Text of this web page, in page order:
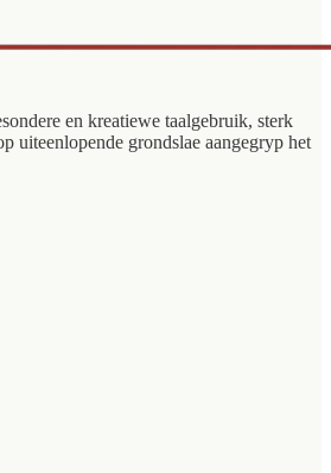
en kreatiewe taalgebruik, sterk
uiteenlopende grondslae aangegryp het